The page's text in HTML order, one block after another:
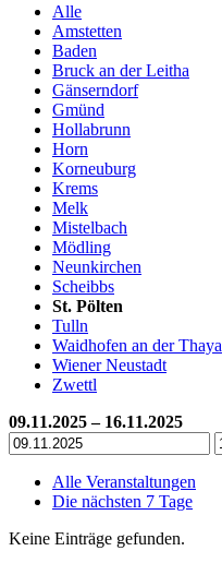
Alle
Amstetten
Baden
Bruck an der Leitha
Gänserndorf
Gmünd
Hollabrunn
Horn
Korneuburg
Krems
Melk
Mistelbach
Mödling
Neunkirchen
Scheibbs
St. Pölten
Tulln
Waidhofen an der Thaya
Wiener Neustadt
Zwettl
09.11.2025 – 16.11.2025
Alle Veranstaltungen
Die nächsten 7 Tage
Keine Einträge gefunden.